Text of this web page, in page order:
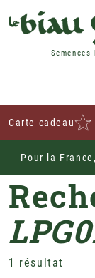
Carte cadeau
Pour la
Home
1 résultat